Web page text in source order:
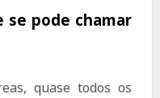
se pode chamar
quase todos os